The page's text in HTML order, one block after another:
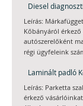
Diesel
Leírás:
Kőbányáról
autószerelőként
régi ügyfeleink
Laminált padló
Leírás: Parketta
érkező